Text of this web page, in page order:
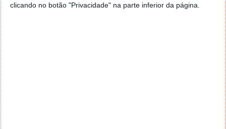
clicando no botão "Privacidade" na parte inferior da página.